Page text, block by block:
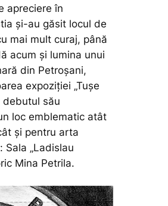
apreciere în
și-au găsit locul de
mai mult curaj, până
acum și lumina unui
din Petroșani,
expoziției „Tușe
său
loc emblematic atât
și pentru arta
„Ladislau
Mina Petrila.